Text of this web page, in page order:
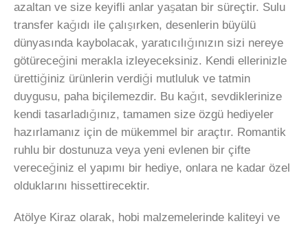
azaltan ve size keyifli anlar yaşatan bir süreçtir. Sulu
transfer kağıdı ile çalışırken, desenlerin büyülü
dünyasında kaybolacak, yaratıcılığınızın sizi nereye
götüreceğini merakla izleyeceksiniz. Kendi ellerinizle
ürettiğiniz ürünlerin verdiği mutluluk ve tatmin
duygusu, paha biçilemezdir. Bu kağıt, sevdiklerinize
kendi tasarladığınız, tamamen size özgü hediyeler
hazırlamanız için de mükemmel bir araçtır. Romantik
ruhlu bir dostunuza veya yeni evlenen bir çifte
vereceğiniz el yapımı bir hediye, onlara ne kadar özel
olduklarını hissettirecektir.
Atölye Kiraz olarak, hobi malzemelerinde kaliteyi ve